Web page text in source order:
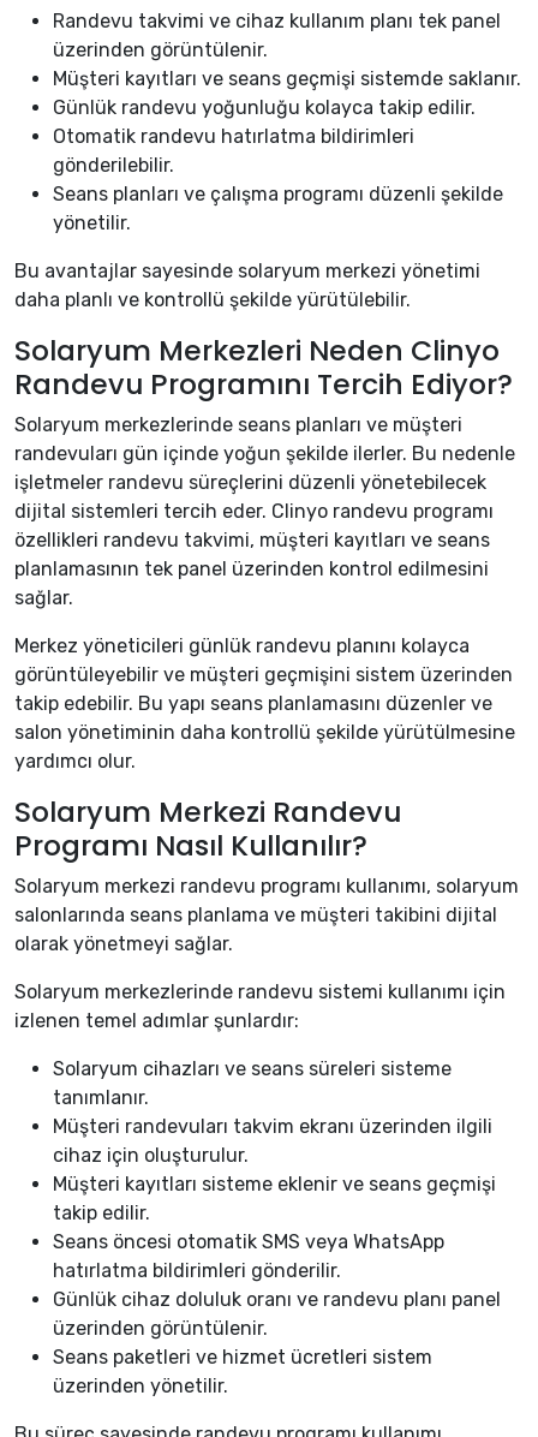
Randevu takvimi ve cihaz kullanım planı tek panel
üzerinden görüntülenir.
Müşteri kayıtları ve seans geçmişi sistemde saklanır.
Günlük randevu yoğunluğu kolayca takip edilir.
Otomatik randevu hatırlatma bildirimleri
gönderilebilir.
Seans planları ve çalışma programı düzenli şekilde
yönetilir.
Bu avantajlar sayesinde solaryum merkezi yönetimi
daha planlı ve kontrollü şekilde yürütülebilir.
Solaryum Merkezleri Neden Clinyo
Randevu Programını Tercih Ediyor?
Solaryum merkezlerinde seans planları ve müşteri
randevuları gün içinde yoğun şekilde ilerler. Bu nedenle
işletmeler randevu süreçlerini düzenli yönetebilecek
dijital sistemleri tercih eder. Clinyo randevu programı
özellikleri randevu takvimi, müşteri kayıtları ve seans
planlamasının tek panel üzerinden kontrol edilmesini
sağlar.
Merkez yöneticileri günlük randevu planını kolayca
görüntüleyebilir ve müşteri geçmişini sistem üzerinden
takip edebilir. Bu yapı seans planlamasını düzenler ve
salon yönetiminin daha kontrollü şekilde yürütülmesine
yardımcı olur.
Solaryum Merkezi Randevu
Programı Nasıl Kullanılır?
Solaryum merkezi randevu programı kullanımı, solaryum
salonlarında seans planlama ve müşteri takibini dijital
olarak yönetmeyi sağlar.
Solaryum merkezlerinde randevu sistemi kullanımı için
izlenen temel adımlar şunlardır:
Solaryum cihazları ve seans süreleri sisteme
tanımlanır.
Müşteri randevuları takvim ekranı üzerinden ilgili
cihaz için oluşturulur.
Müşteri kayıtları sisteme eklenir ve seans geçmişi
takip edilir.
Seans öncesi otomatik SMS veya WhatsApp
hatırlatma bildirimleri gönderilir.
Günlük cihaz doluluk oranı ve randevu planı panel
üzerinden görüntülenir.
Seans paketleri ve hizmet ücretleri sistem
üzerinden yönetilir.